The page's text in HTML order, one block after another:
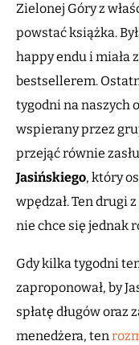
Zielonej Góry z
powstać książka.
happy endu i miała
bestsellerem.
tygodni na naszych
wspierany przez
przejąć równie
Jasińskiego, który
wpędzał. Ten drugi
nie chce się jednak
Gdy kilka tygodni
zaproponował, by
spłatę długów
menedżera, ten